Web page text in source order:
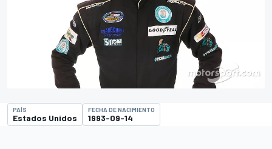
PAÍS
Estados Unidos
FECHA DE NACIMIENTO
1993-09-14